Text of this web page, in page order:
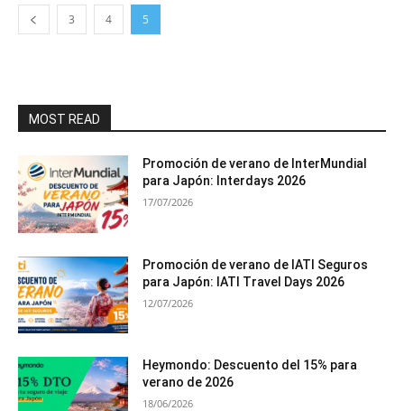
3 4 5
MOST READ
Promoción de verano de InterMundial
para Japón: Interdays 2026
17/07/2026
Promoción de verano de IATI Seguros
para Japón: IATI Travel Days 2026
12/07/2026
Heymondo: Descuento del 15% para
verano de 2026
18/06/2026